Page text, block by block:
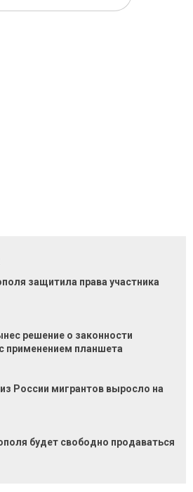
защитила права участника
решение о законности
применением планшета
России мигрантов выросло на
будет свободно продаваться